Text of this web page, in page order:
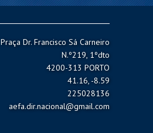
Praça Dr. Francisco Sá Carneiro
N.º219, 1ºdto
4200-313 PORTO
41.16, -8.59
225028136
aefa.dir.nacional@gmail.com